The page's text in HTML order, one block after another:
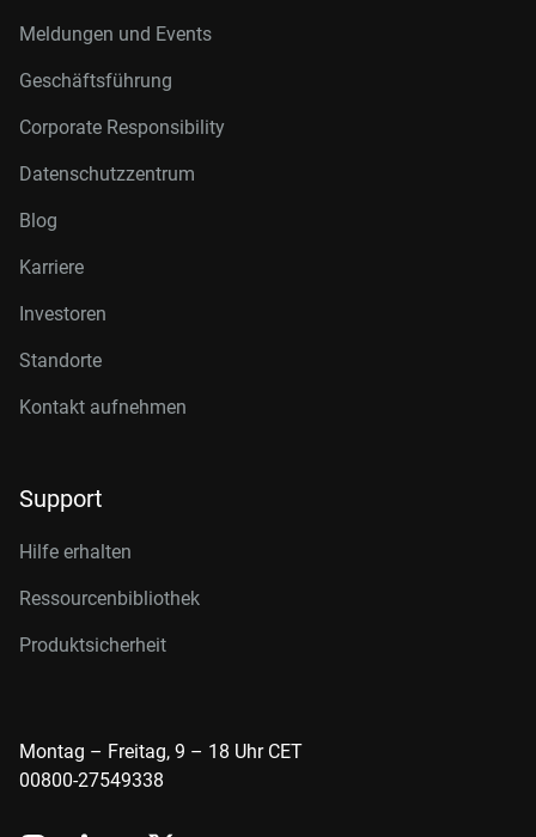
Meldungen und Events
Geschäftsführung
Corporate Responsibility
Datenschutzzentrum
Blog
Karriere
Investoren
Standorte
Kontakt aufnehmen
Support
Hilfe erhalten
Ressourcenbibliothek
Produktsicherheit
Montag – Freitag, 9 – 18 Uhr CET
00800-27549338